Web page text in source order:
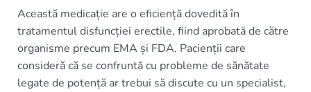
Această medicație are o eficiență dovedită în
tratamentul disfuncției erectile, fiind aprobată de către
organisme precum EMA și FDA. Pacienții care
consideră că se confruntă cu probleme de sănătate
legate de potență ar trebui să discute cu un specialist,